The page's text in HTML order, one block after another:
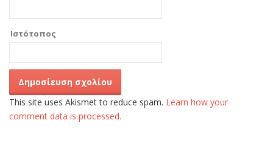
Ιστότοπος
This site uses Akismet to reduce spam. Learn how your
comment data is processed.